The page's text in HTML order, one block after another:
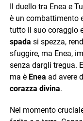
Il duello tra Enea e
è un combattimento
tutto il suo coraggio
spada si spezza,
sfuggire, ma Enea,
senza dargli tregua.
ma è Enea ad avere
corazza divina.
Nel momento